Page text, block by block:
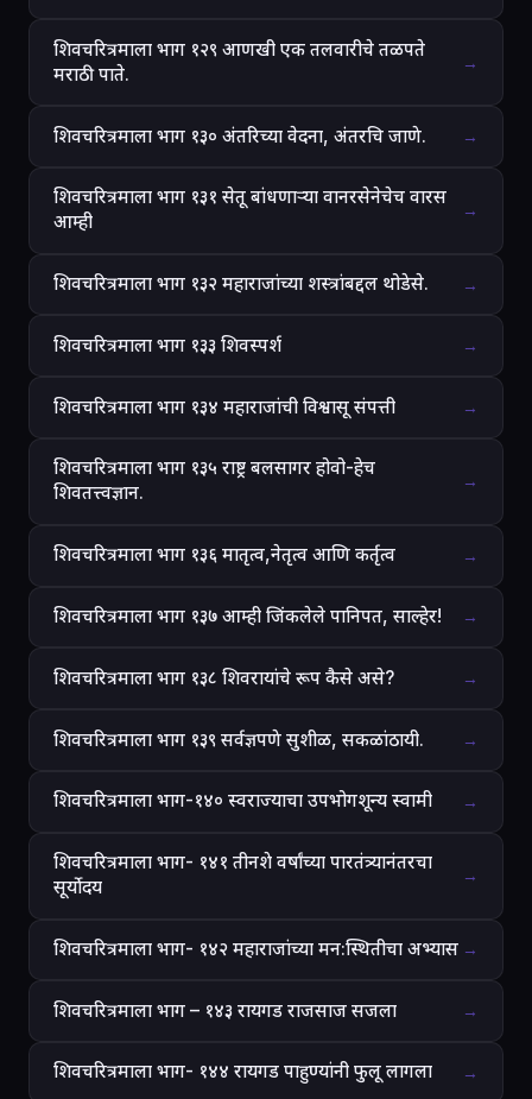
शिवचरित्रमाला भाग १२९ आणखी एक तलवारीचे तळपते
मराठी पाते.
→
शिवचरित्रमाला भाग १३० अंतरिच्या वेदना, अंतरचि जाणे. →
शिवचरित्रमाला भाग १३१ सेतू बांधणाऱ्या वानरसेनेचेच वारस
आम्ही
→
शिवचरित्रमाला भाग १३२ महाराजांच्या शस्त्रांबद्दल थोडेसे. →
शिवचरित्रमाला भाग १३३ शिवस्पर्श →
शिवचरित्रमाला भाग १३४ महाराजांची विश्वासू संपत्ती →
शिवचरित्रमाला भाग १३५ राष्ट्र बलसागर होवो-हेच
शिवतत्त्वज्ञान.
→
शिवचरित्रमाला भाग १३६ मातृत्व,नेतृत्व आणि कर्तृत्व →
शिवचरित्रमाला भाग १३७ आम्ही जिंकलेले पानिपत, साल्हेर! →
शिवचरित्रमाला भाग १३८ शिवरायांचे रूप कैसे असे? →
शिवचरित्रमाला भाग १३९ सर्वज्ञपणे सुशीळ, सकळांठायी. →
शिवचरित्रमाला भाग-१४० स्वराज्याचा उपभोगशून्य स्वामी →
शिवचरित्रमाला भाग- १४१ तीनशे वर्षांच्या पारतंत्र्यानंतरचा
सूर्योदय
→
शिवचरित्रमाला भाग- १४२ महाराजांच्या मन:स्थितीचा अभ्यास →
शिवचरित्रमाला भाग – १४३ रायगड राजसाज सजला →
शिवचरित्रमाला भाग- १४४ रायगड पाहुण्यांनी फुलू लागला →